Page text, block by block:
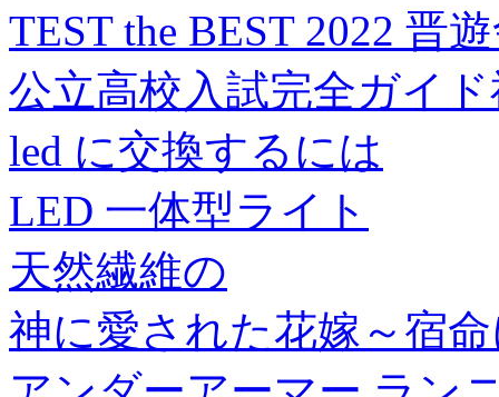
TEST the BEST 2022 晋
公立高校入試完全ガイ
led に交換するには
LED 一体型ライト
天然繊維の
神に愛された花嫁～宿